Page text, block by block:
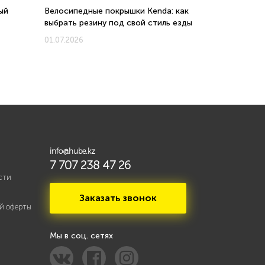
Велосипедные покрышки Kenda: как
выбрать резину под свой стиль езды
01.07.2026
оферты
info@hube.kz
7 707 238 47 26
Заказать звонок
Мы в соц. сетях